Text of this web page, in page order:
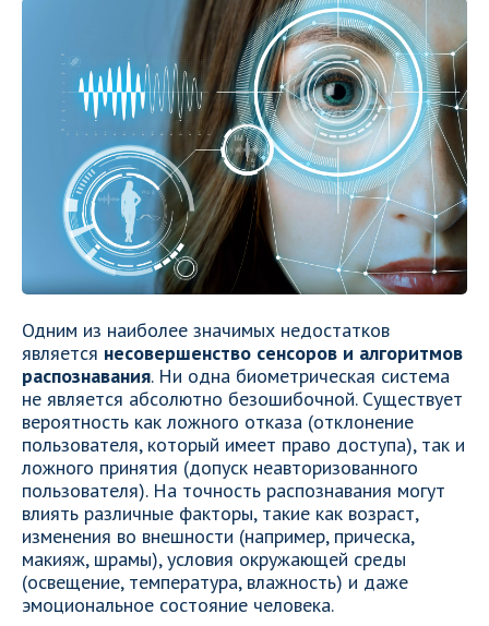
Одним из наиболее значимых недостатков
является несовершенство сенсоров и алгоритмов
распознавания. Ни одна биометрическая система
не является абсолютно безошибочной. Существует
вероятность как ложного отказа (отклонение
пользователя, который имеет право доступа), так и
ложного принятия (допуск неавторизованного
пользователя). На точность распознавания могут
влиять различные факторы, такие как возраст,
изменения во внешности (например, прическа,
макияж, шрамы), условия окружающей среды
(освещение, температура, влажность) и даже
эмоциональное состояние человека.